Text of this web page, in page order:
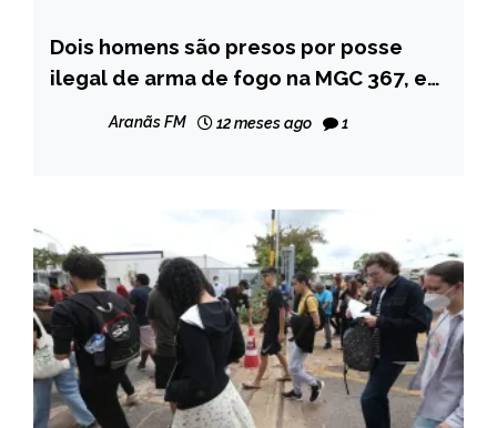
MINAS
GERAIS
NOTÍCIAS
Dois homens são presos por posse
ilegal de arma de fogo na MGC 367, em
Aranãs FM 12 meses ago 1